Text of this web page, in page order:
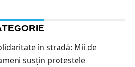
în stradă: Mii de
susțin protestele